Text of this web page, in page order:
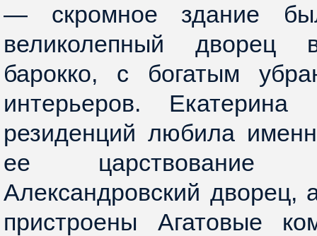
— скромное здание
великолепный дворец
барокко, с богатым
интерьеров.
резиденций любила
ее царствование
Александровский
пристроены Агатовые